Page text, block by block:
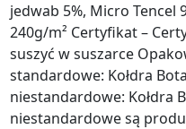
jedwab 5%, Micro Tencel
240g/m² Certyfikat –
suszyć w suszarce
standardowe: Kołdra
niestandardowe: Kołdra
niestandardowe są